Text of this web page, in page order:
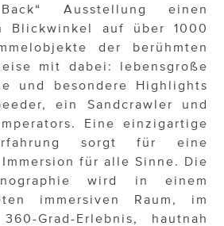
Ausstellung einen
Blickwinkel auf über 1000
der berühmten
mit dabei: lebensgroße
und besondere Highlights
ein Sandcrawler und
Eine einzigartige
Erfahrung sorgt für eine
für alle Sinne. Die
wird in einem
immersiven Raum, im
Grad-Erlebnis, hautnah